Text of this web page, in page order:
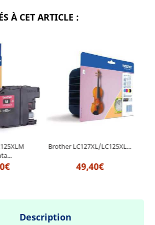
À CET ARTICLE :
Brother LC127XL/LC125XL...
49,40€
Description